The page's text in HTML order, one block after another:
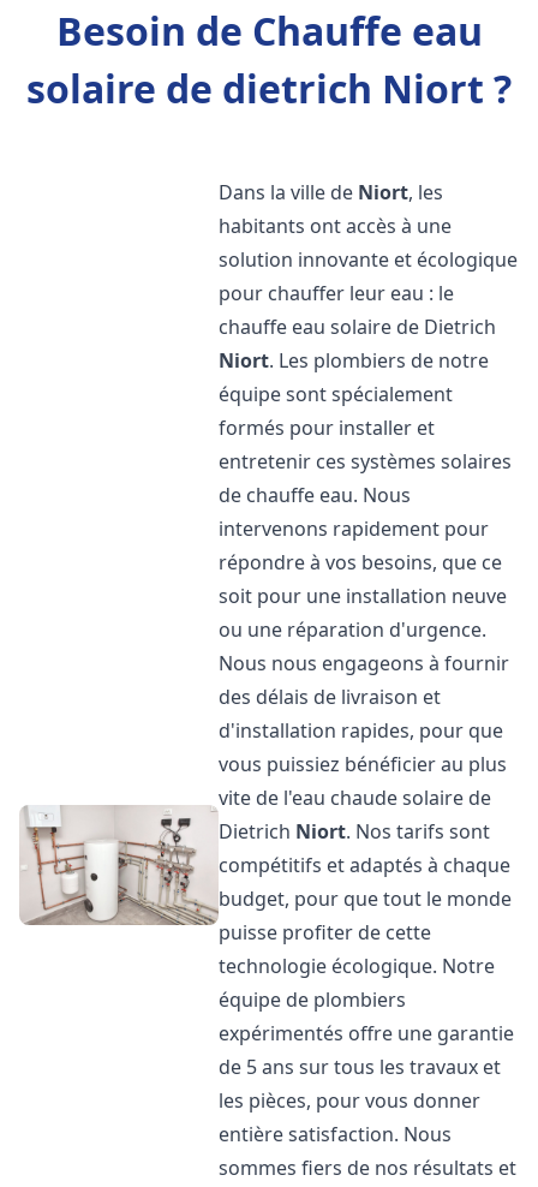
Besoin de Chauffe eau
solaire de dietrich Niort ?
Dans la ville de Niort, les
habitants ont accès à une
solution innovante et écologique
pour chauffer leur eau : le
chauffe eau solaire de Dietrich
Niort. Les plombiers de notre
équipe sont spécialement
formés pour installer et
entretenir ces systèmes solaires
de chauffe eau. Nous
intervenons rapidement pour
répondre à vos besoins, que ce
soit pour une installation neuve
ou une réparation d'urgence.
Nous nous engageons à fournir
des délais de livraison et
d'installation rapides, pour que
vous puissiez bénéficier au plus
vite de l'eau chaude solaire de
Dietrich Niort. Nos tarifs sont
compétitifs et adaptés à chaque
budget, pour que tout le monde
puisse profiter de cette
technologie écologique. Notre
équipe de plombiers
expérimentés offre une garantie
de 5 ans sur tous les travaux et
les pièces, pour vous donner
entière satisfaction. Nous
sommes fiers de nos résultats et